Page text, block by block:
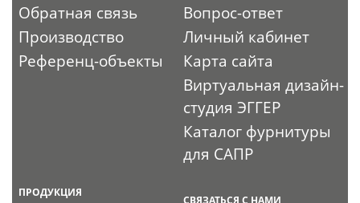
Обратная связь
Производство
Референц-объекты
Вопрос-ответ
Личный кабинет
Карта сайта
Виртуальная дизайн-
студия ЭГГЕР
Каталог фурнитуры
для САПР
ПРОДУКЦИЯ
СВЯЗАТЬСЯ С НАМИ